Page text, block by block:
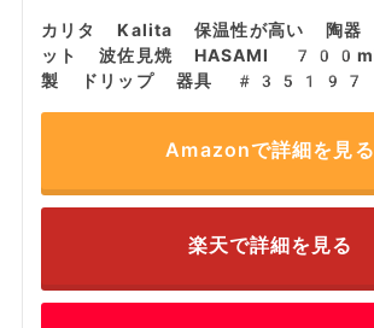
カリタ Kalita 保温性が高い 陶
ット 波佐見焼 HASAMI
製 ドリップ 器具 #35197
Amazonで詳細を見る
楽天で詳細を見る